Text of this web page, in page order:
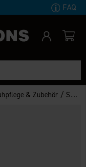
FAQ
& Zubehör / Schuhzubehör